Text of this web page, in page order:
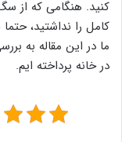
کنید. هنگامی که از
کامل را نداشتید،
ما در این مقاله به
در خانه پرداخته ایم.